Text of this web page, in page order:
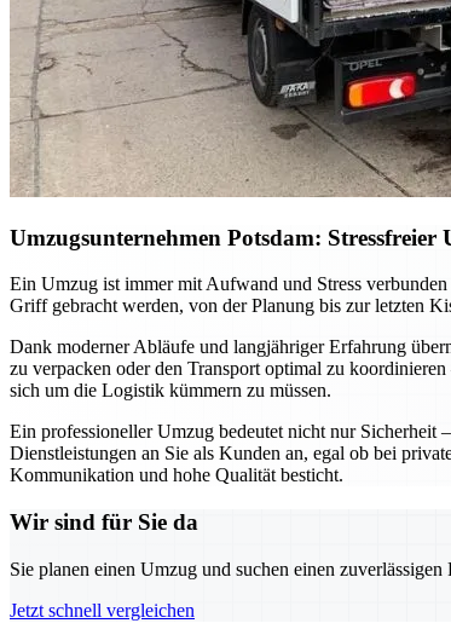
Umzugsunternehmen Potsdam:
Ein Umzug ist immer mit Aufwand und Stress
Griff gebracht werden, von der Planung bis zur letzten
Dank moderner Abläufe und langjähriger Erfahrung
zu verpacken oder den Transport optimal zu
sich um die Logistik kümmern zu müssen.
Ein professioneller Umzug bedeutet nicht nur Sicherheit
Dienstleistungen an Sie als Kunden an, egal ob bei
Kommunikation und hohe Qualität besticht.
Wir sind für Sie da
Sie planen einen Umzug und suchen einen
Jetzt schnell vergleichen